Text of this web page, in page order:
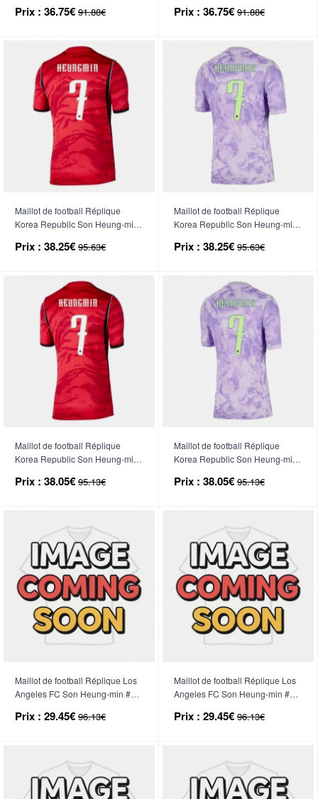
Manche Courte (+ Pantalon
Prix : 36.75€ 91.88€
2026 Manche Courte (+ Pantalon
Prix : 36.75€ 91.88€
Maillot de football Réplique
Korea Republic Son Heung-min
Manche Courte
Prix : 38.25€ 95.63€
Maillot de football Réplique
Korea Republic Son Heung-min
Manche Courte
Prix : 38.25€ 95.63€
Maillot de football Réplique
Korea Republic Son Heung-min
2026 Manche Courte
Prix : 38.05€ 95.13€
Maillot de football Réplique
Korea Republic Son Heung-min
2026 Manche Courte
Prix : 38.05€ 95.13€
Maillot de football Réplique Los
Angeles FC Son Heung-min #7
Manche Courte (+ Pantalon
Prix : 29.45€ 96.13€
Maillot de football Réplique Los
Angeles FC Son Heung-min #7
Manche Courte (+ Pantalon
Prix : 29.45€ 96.13€